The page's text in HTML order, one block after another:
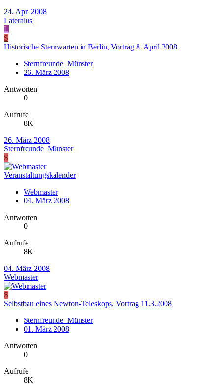
24. Apr. 2008
Lateralus
L
S
Historische Sternwarten in Berlin, Vortrag 8. April 2008
Sternfreunde_Münster
26. März 2008
Antworten
0
Aufrufe
8K
26. März 2008
Sternfreunde_Münster
S
Veranstaltungskalender
Webmaster
04. März 2008
Antworten
0
Aufrufe
8K
04. März 2008
Webmaster
S
Selbstbau eines Newton-Teleskops, Vortrag 11.3.2008
Sternfreunde_Münster
01. März 2008
Antworten
0
Aufrufe
8K